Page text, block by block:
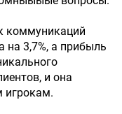
коммуникаций
на 3,7%, а прибыль
и она
игрокам.